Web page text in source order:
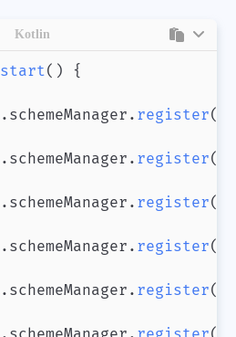
start( ) {
. schemeManager . register(
. schemeManager . register(
. schemeManager . register(
. schemeManager . register(
. schemeManager . register(
Kotlin